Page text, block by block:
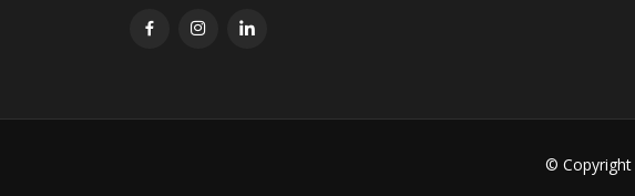
© Copyright